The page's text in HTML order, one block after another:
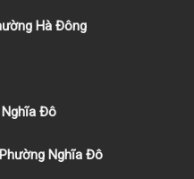
Hà Đông
Đô
Nghĩa Đô